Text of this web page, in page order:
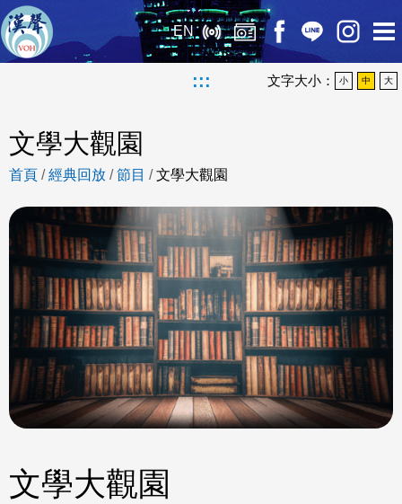
EN
::: 文字大小： 小 中 大
文學大觀園
首頁 /經典回放 /節目 /文學大觀園
文學大觀園